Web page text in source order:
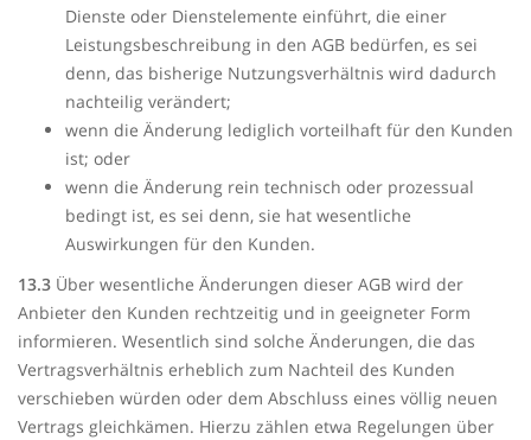
Dienste oder Dienstelemente einführt, die einer
Leistungsbeschreibung in den AGB bedürfen, es sei
denn, das bisherige Nutzungsverhältnis wird dadurch
nachteilig verändert;
wenn die Änderung lediglich vorteilhaft für den Kunden
ist; oder
wenn die Änderung rein technisch oder prozessual
bedingt ist, es sei denn, sie hat wesentliche
Auswirkungen für den Kunden.
13.3 Über wesentliche Änderungen dieser AGB wird der
Anbieter den Kunden rechtzeitig und in geeigneter Form
informieren. Wesentlich sind solche Änderungen, die das
Vertragsverhältnis erheblich zum Nachteil des Kunden
verschieben würden oder dem Abschluss eines völlig neuen
Vertrags gleichkämen. Hierzu zählen etwa Regelungen über